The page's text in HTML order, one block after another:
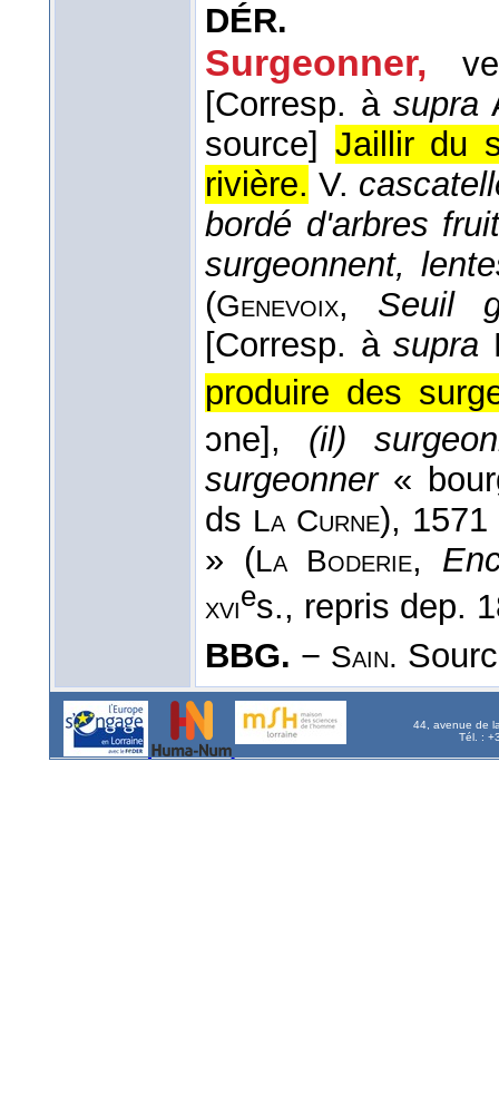
DÉR.
Surgeonner,
[Corresp. àsupra
source] Jaillir du
rivière. V.
bordé d'arbres
surgeonnent,
(Genevoix, Seuil
[Corresp. àsupra
produire des
ɔne], (il)
surgeonner«
ds La Curne), 1571
» (La Boderie,
xvies., repris dep.
BBG. − Sain.
44, avenue de
Tél. :